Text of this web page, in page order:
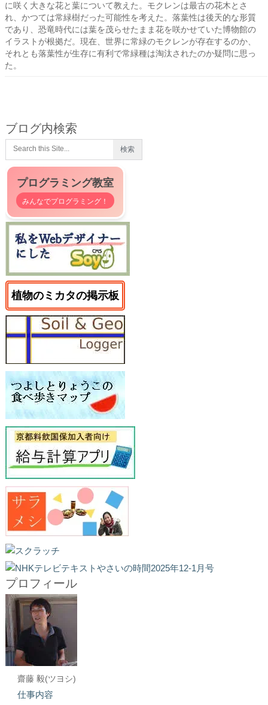
に咲く大きな花と葉について教えた。モクレンは最古の花木とさ
れ、かつては常緑樹だった可能性を考えた。落葉性は後天的な形質
であり、恐竜時代には葉を茂らせたまま花を咲かせていた博物館の
イラストが根拠だ。現在、世界に常緑のモクレンが存在するのか、
それとも落葉性が生存に有利で常緑種は淘汰されたのか疑問に思っ
た。
ブログ内検索
プログラミング教室
みんなでプログラミング！
植物のミカタの掲示板
プロフィール
齋藤 毅(ツヨシ)
仕事内容